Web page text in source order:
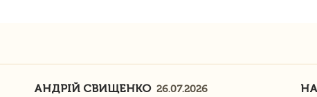
АНДРІЙ СВИЩЕНКО 26.07.2026